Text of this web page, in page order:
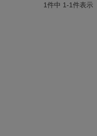
1件中 1-1件表示